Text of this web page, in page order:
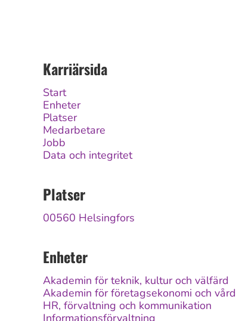
Karriärsida
Start
Enheter
Platser
Medarbetare
Jobb
Data och integritet
Platser
00560 Helsingfors
Enheter
Akademin för teknik, kultur och välfärd
Akademin för företagsekonomi och vård
HR, förvaltning och kommunikation
Informationsförvaltning